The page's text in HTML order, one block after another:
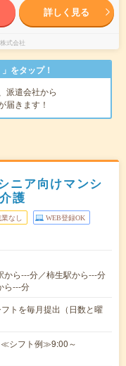
詳しく見る
式会社
をタップ！
派遣会社から
届きます！
ニア向けマンシ
護
なし WEB登録OK
から---分／柿生駅から---分
ら---分
トを毎月提出（日数と曜
≪シフト例≫9:00～